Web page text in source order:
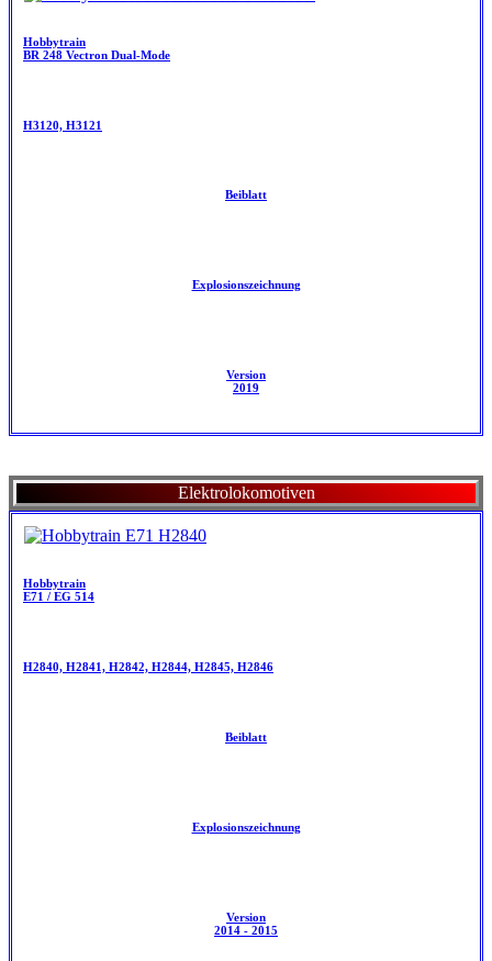
Hobbytrain
BR 248 Vectron Dual-Mode
H3120, H3121
Beiblatt
Explosionszeichnung
Version
2019
Elektrolokomotiven
Hobbytrain
E71 / EG 514
H2840, H2841, H2842, H2844, H2845, H2846
Beiblatt
Explosionszeichnung
Version
2014 - 2015